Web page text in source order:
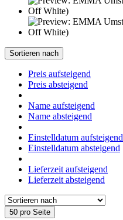
Sortieren nach
Preis aufsteigend
Preis absteigend
Name aufsteigend
Name absteigend
Einstelldatum aufsteigend
Einstelldatum absteigend
Lieferzeit aufsteigend
Lieferzeit absteigend
50 pro Seite